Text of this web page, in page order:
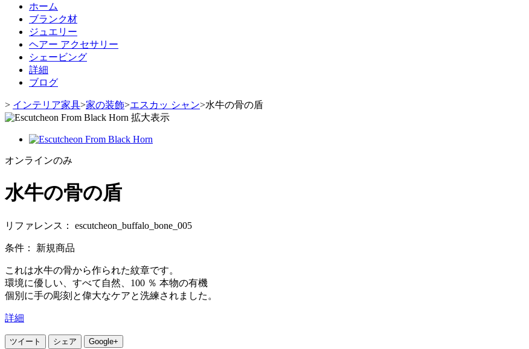
ホーム
ブランク材
ジュエリー
ヘアー アクセサリー
シェービング
詳細
ブログ
> インテリア家具>家の装飾>エスカッ シャン>水牛の骨の盾
拡大表示
オンラインのみ
水牛の骨の盾
リファレンス： escutcheon_buffalo_bone_005
条件： 新規商品
これは水牛の骨から作られた紋章です。
環境に優しい、すべて自然、100 ％ 本物の有機
個別に手の彫刻と偉大なケアと洗練されました。
詳細
ツイート シェア Google+